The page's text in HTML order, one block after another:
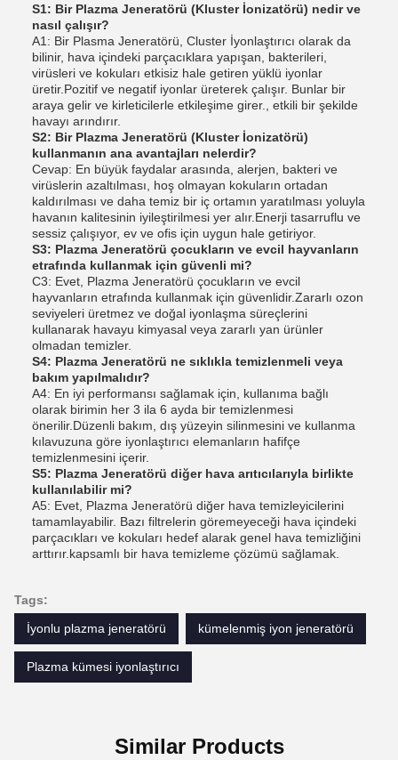
S1: Bir Plazma Jeneratörü (Kluster İonizatörü) nedir ve
nasıl çalışır?
A1: Bir Plasma Jeneratörü, Cluster İyonlaştırıcı olarak da
bilinir, hava içindeki parçacıklara yapışan, bakterileri,
virüsleri ve kokuları etkisiz hale getiren yüklü iyonlar
üretir.Pozitif ve negatif iyonlar üreterek çalışır. Bunlar bir
araya gelir ve kirleticilerle etkileşime girer., etkili bir şekilde
havayı arındırır.
S2: Bir Plazma Jeneratörü (Kluster İonizatörü)
kullanmanın ana avantajları nelerdir?
Cevap: En büyük faydalar arasında, alerjen, bakteri ve
virüslerin azaltılması, hoş olmayan kokuların ortadan
kaldırılması ve daha temiz bir iç ortamın yaratılması yoluyla
havanın kalitesinin iyileştirilmesi yer alır.Enerji tasarruflu ve
sessiz çalışıyor, ev ve ofis için uygun hale getiriyor.
S3: Plazma Jeneratörü çocukların ve evcil hayvanların
etrafında kullanmak için güvenli mi?
C3: Evet, Plazma Jeneratörü çocukların ve evcil
hayvanların etrafında kullanmak için güvenlidir.Zararlı ozon
seviyeleri üretmez ve doğal iyonlaşma süreçlerini
kullanarak havayu kimyasal veya zararlı yan ürünler
olmadan temizler.
S4: Plazma Jeneratörü ne sıklıkla temizlenmeli veya
bakım yapılmalıdır?
A4: En iyi performansı sağlamak için, kullanıma bağlı
olarak birimin her 3 ila 6 ayda bir temizlenmesi
önerilir.Düzenli bakım, dış yüzeyin silinmesini ve kullanma
kılavuzuna göre iyonlaştırıcı elemanların hafifçe
temizlenmesini içerir.
S5: Plazma Jeneratörü diğer hava arıtıcılarıyla birlikte
kullanılabilir mi?
A5: Evet, Plazma Jeneratörü diğer hava temizleyicilerini
tamamlayabilir. Bazı filtrelerin göremeyeceği hava içindeki
parçacıkları ve kokuları hedef alarak genel hava temizliğini
arttırır.kapsamlı bir hava temizleme çözümü sağlamak.
Tags:
İyonlu plazma jeneratörü
kümelenmiş iyon jeneratörü
Plazma kümesi iyonlaştırıcı
Similar Products